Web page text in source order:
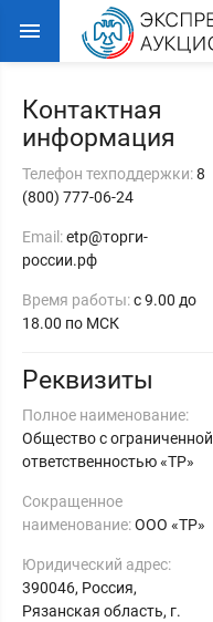
Контактная
информация
Телефон техподдержки:8
(800) 777-06-24
Email:etp@торги-
россии.рф
Время работы:с 9.00 до
18.00 по МСК
Реквизиты
Полное наименование:
Общество с ограниченной
ответственностью «ТР»
Сокращенное
наименование:ООО «ТР»
Юридический адрес:
390046, Россия,
Рязанская область, г.